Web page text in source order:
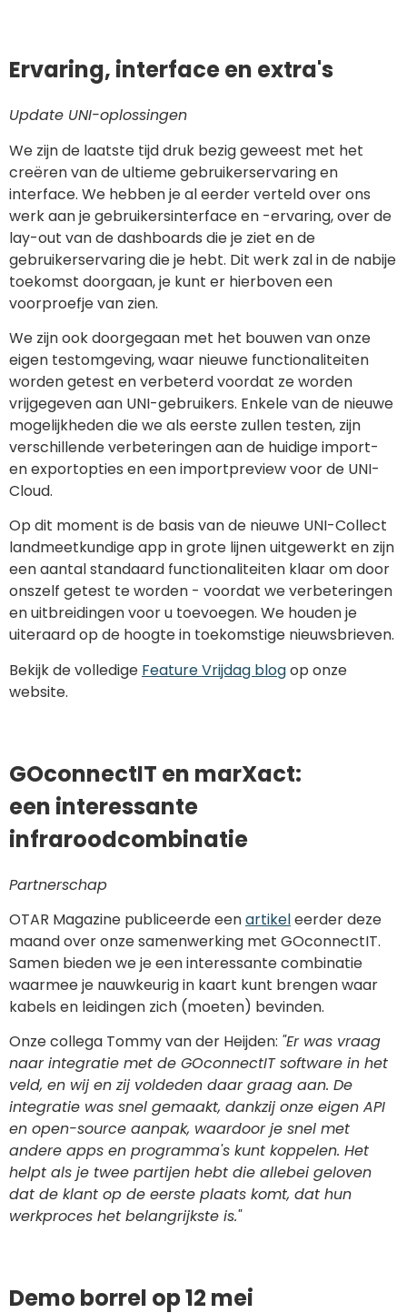
Ervaring, interface en extra's
Update UNI-oplossingen
We zijn de laatste tijd druk bezig geweest met het
creëren van de ultieme gebruikerservaring en
interface. We hebben je al eerder verteld over ons
werk aan je gebruikersinterface en -ervaring, over de
lay-out van de dashboards die je ziet en de
gebruikerservaring die je hebt. Dit werk zal in de nabije
toekomst doorgaan, je kunt er hierboven een
voorproefje van zien.
We zijn ook doorgegaan met het bouwen van onze
eigen testomgeving, waar nieuwe functionaliteiten
worden getest en verbeterd voordat ze worden
vrijgegeven aan UNI-gebruikers. Enkele van de nieuwe
mogelijkheden die we als eerste zullen testen, zijn
verschillende verbeteringen aan de huidige import-
en exportopties en een importpreview voor de UNI-
Cloud.
Op dit moment is de basis van de nieuwe UNI-Collect
landmeetkundige app in grote lijnen uitgewerkt en zijn
een aantal standaard functionaliteiten klaar om door
onszelf getest te worden - voordat we verbeteringen
en uitbreidingen voor u toevoegen. We houden je
uiteraard op de hoogte in toekomstige nieuwsbrieven.
Bekijk de volledige Feature Vrijdag blogop onze
website.
GOconnectIT en marXact:
een interessante
infraroodcombinatie
Partnerschap
OTAR Magazine publiceerde eenartikeleerder deze
maand over onze samenwerking met GOconnectIT.
Samen bieden we je een interessante combinatie
waarmee je nauwkeurig in kaart kunt brengen waar
kabels en leidingen zich (moeten) bevinden.
Onze collega Tommy van der Heijden: "Er was vraag
naar integratie met de GOconnectIT software in het
veld, en wij en zij voldeden daar graag aan. De
integratie was snel gemaakt, dankzij onze eigen API
en open-source aanpak, waardoor je snel met
andere apps en programma's kunt koppelen. Het
helpt als je twee partijen hebt die allebei geloven
dat de klant op de eerste plaats komt, dat hun
werkproces het belangrijkste is."
Demo borrel op 12 mei